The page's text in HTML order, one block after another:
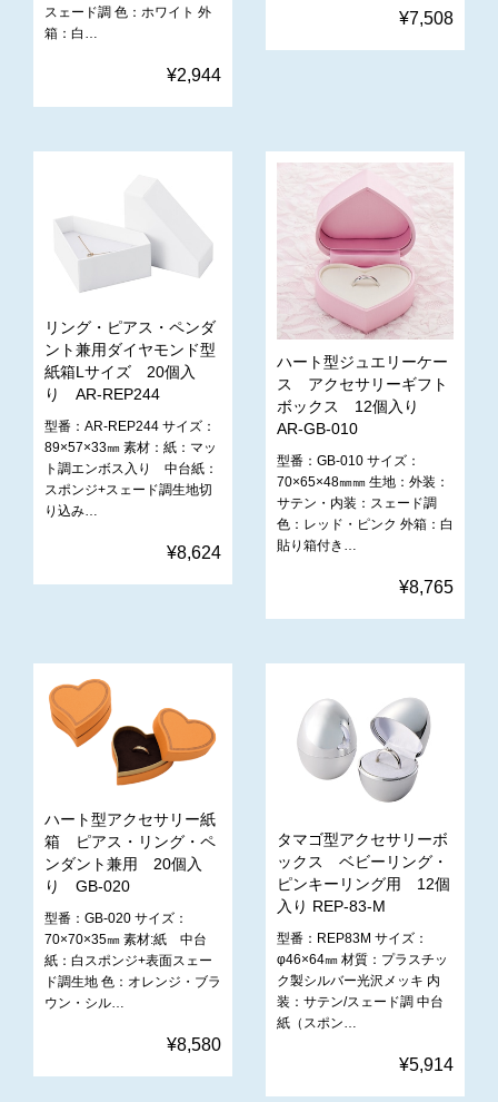
スェード調 色：ホワイト 外
箱：白…
¥2,944
¥7,508
リング・ピアス・ペンダ
ント兼用ダイヤモンド型
紙箱Lサイズ 20個入
り AR-REP244
型番：AR-REP244 サイズ：
89×57×33㎜ 素材：紙：マッ
ト調エンボス入り 中台紙：
スポンジ+スェード調生地切
り込み…
¥8,624
ハート型ジュエリーケー
ス アクセサリーギフト
ボックス 12個入り
AR-GB-010
型番：GB-010 サイズ：
70×65×48㎜㎜ 生地：外装：
サテン・内装：スェード調
色：レッド・ピンク 外箱：白
貼り箱付き…
¥8,765
ハート型アクセサリー紙
箱 ピアス・リング・ペ
ンダント兼用 20個入
り GB-020
型番：GB-020 サイズ：
70×70×35㎜ 素材:紙 中台
紙：白スポンジ+表面スェー
ド調生地 色：オレンジ・ブラ
ウン・シル…
¥8,580
タマゴ型アクセサリーボ
ックス ベビーリング・
ピンキーリング用 12個
入り REP-83-M
型番：REP83M サイズ：
φ46×64㎜ 材質：プラスチッ
ク製シルバー光沢メッキ 内
装：サテン/スェード調 中台
紙（スポン…
¥5,914